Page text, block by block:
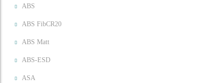
ABS
ABS FibCR20
ABS Matt
ABS-ESD
ASA